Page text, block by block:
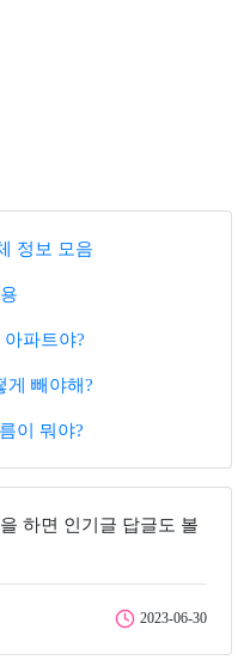
정보 모음
파트야?
게 빼야해?
이 뭐야?
하면 인기글 답글도 볼
2023-06-30